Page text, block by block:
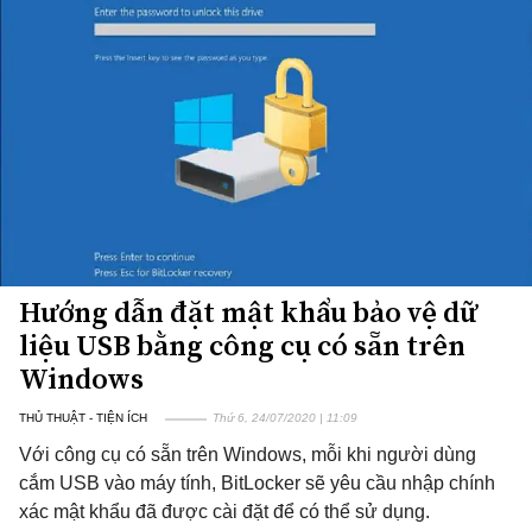
Hướng dẫn đặt mật khẩu bảo vệ dữ
liệu USB bằng công cụ có sẵn trên
Windows
THỦ THUẬT - TIỆN ÍCH Thứ 6, 24/07/2020 | 11:09
Với công cụ có sẵn trên Windows, mỗi khi người dùng
cắm USB vào máy tính, BitLocker sẽ yêu cầu nhập chính
xác mật khẩu đã được cài đặt để có thể sử dụng.